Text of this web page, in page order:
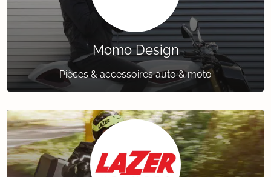
Momo Design
Pièces & accessoires auto & moto